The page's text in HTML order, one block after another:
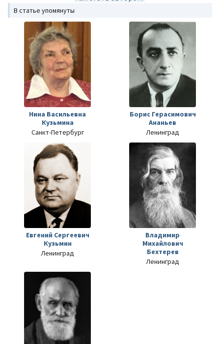
В статье упомянуты
Нина Васильевна
Кузьмина
Санкт-Петербург
Борис Герасимович
Ананьев
Ленинград
Евгений Сергеевич
Кузьмин
Ленинград
Владимир
Михайлович
Бехтерев
Ленинград